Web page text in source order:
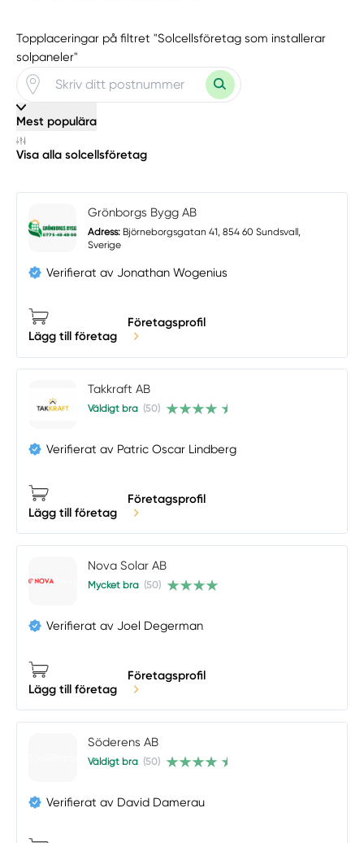
Topplaceringar på filtret "Solcellsföretag som installerar
solpaneler"
Mest populära
Visa alla solcellsföretag
Grönborgs Bygg AB
Adress:Björneborgsgatan 41, 854 60 Sundsvall,
Sverige
Verifierat av Jonathan Wogenius
Lägg till företag
Företagsprofil
Takkraft AB
Väldigt bra (50)
Verifierat av Patric Oscar Lindberg
Lägg till företag
Företagsprofil
Nova Solar AB
Mycket bra (50)
Verifierat av Joel Degerman
Lägg till företag
Företagsprofil
Söderens AB
Väldigt bra (50)
Verifierat av David Damerau